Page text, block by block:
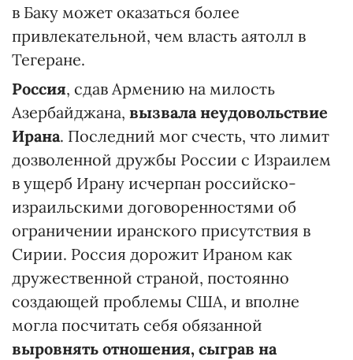
в Баку может оказаться более
привлекательной, чем власть аятолл в
Тегеране.
Россия, сдав Армению на милость
Азербайджана, вызвала неудовольствие
Ирана. Последний мог счесть, что лимит
дозволенной дружбы России с Израилем
в ущерб Ирану исчерпан российско-
израильскими договоренностями об
ограничении иранского присутствия в
Сирии. Россия дорожит Ираном как
дружественной страной, постоянно
создающей проблемы США, и вполне
могла посчитать себя обязанной
выровнять отношения, сыграв на